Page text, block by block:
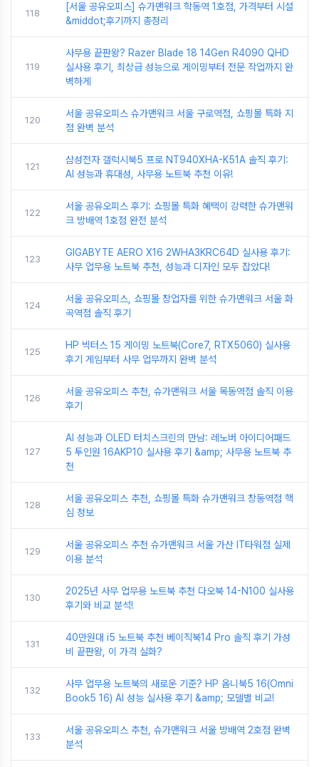
118
[서울 공유오피스] 슈가맨워크 학동역 1호점, 가격부터 시설
&middot;후기까지 총정리
119
사무용 끝판왕? Razer Blade 18 14Gen R4090 QHD
실사용 후기, 최상급 성능으로 게이밍부터 전문 작업까지 완
벽하게
120
서울 공유오피스 슈가맨워크 서울 구로역점, 쇼핑몰 특화 지
점 완벽 분석
121
삼성전자 갤럭시북5 프로 NT940XHA-K51A 솔직 후기:
AI 성능과 휴대성, 사무용 노트북 추천 이유!
122
서울 공유오피스 후기: 쇼핑몰 특화 혜택이 강력한 슈가맨워
크 방배역 1호점 완전 분석
123
GIGABYTE AERO X16 2WHA3KRC64D 실사용 후기:
사무 업무용 노트북 추천, 성능과 디자인 모두 잡았다!
124
서울 공유오피스, 쇼핑몰 창업자를 위한 슈가맨워크 서울 화
곡역점 솔직 후기
125
HP 빅터스 15 게이밍 노트북(Core7, RTX5060) 실사용
후기 게임부터 사무 업무까지 완벽 분석
126
서울 공유오피스 추천, 슈가맨워크 서울 목동역점 솔직 이용
후기
127
AI 성능과 OLED 터치스크린의 만남: 레노버 아이디어패드
5 투인원 16AKP10 실사용 후기 &amp; 사무용 노트북 추
천
128
서울 공유오피스 추천, 쇼핑몰 특화 슈가맨워크 창동역점 핵
심 정보
129
서울 공유오피스 추천 슈가맨워크 서울 가산 IT타워점 실제
이용 분석
130
2025년 사무 업무용 노트북 추천 다오북 14-N100 실사용
후기와 비교 분석!
131
40만원대 i5 노트북 추천 베이직북14 Pro 솔직 후기 가성
비 끝판왕, 이 가격 실화?
132
사무 업무용 노트북의 새로운 기준? HP 옴니북5 16(Omni
Book5 16) AI 성능 실사용 후기 &amp; 모델별 비교!
133
서울 공유오피스 추천, 슈가맨워크 서울 방배역 2호점 완벽
분석